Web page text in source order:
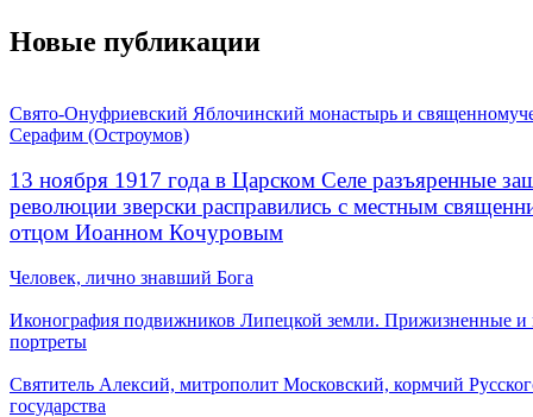
Новые публикации
Свято-Онуфриевский Яблочинский монастырь и
Серафим (Остроумов)
13 ноября 1917 года в Царском Селе разъяренные
революции зверски расправились с местным
отцом Иоанном Кочуровым
Человек, лично знавший Бога
Иконография подвижников Липецкой земли. Прижизненные и
портреты
Святитель Алексий, митрополит Московский, кормчий
государства